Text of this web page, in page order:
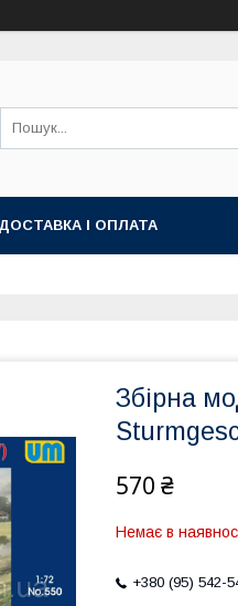
ДОСТАВКА І ОПЛАТА
Збірна
570 ₴
Немає в
+380 (95) 542-